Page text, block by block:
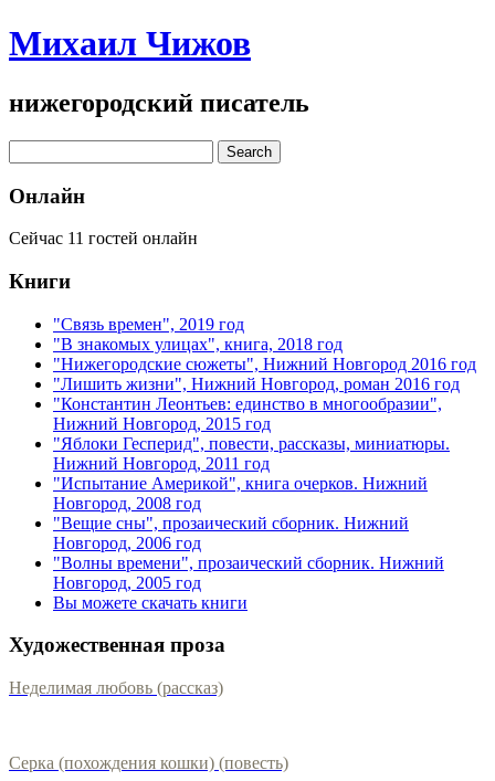
Михаил Чижов
нижегородский писатель
Онлайн
Сейчас 11 гостей онлайн
Книги
"Связь времен", 2019 год
"В знакомых улицах", книга, 2018 год
"Нижегородские сюжеты", Нижний Новгород 2016 год
"Лишить жизни", Нижний Новгород, роман 2016 год
"Константин Леонтьев: единство в многообразии",
Нижний Новгород, 2015 год
"Яблоки Гесперид", повести, рассказы, миниатюры.
Нижний Новгород, 2011 год
"Испытание Америкой", книга очерков. Нижний
Новгород, 2008 год
"Вещие сны", прозаический сборник. Нижний
Новгород, 2006 год
"Волны времени", прозаический сборник. Нижний
Новгород, 2005 год
Вы можете скачать книги
Художественная проза
Неделимая любовь (рассказ)
Серка (похождения кошки) (повесть)